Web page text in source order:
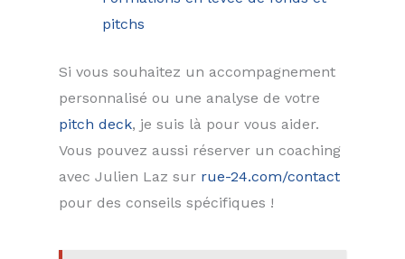
pitchs
Si vous souhaitez un accompagnement
personnalisé ou une analyse de votre
pitch deck, je suis là pour vous aider.
Vous pouvez aussi réserver un coaching
avec Julien Laz sur rue-24.com/contact
pour des conseils spécifiques !